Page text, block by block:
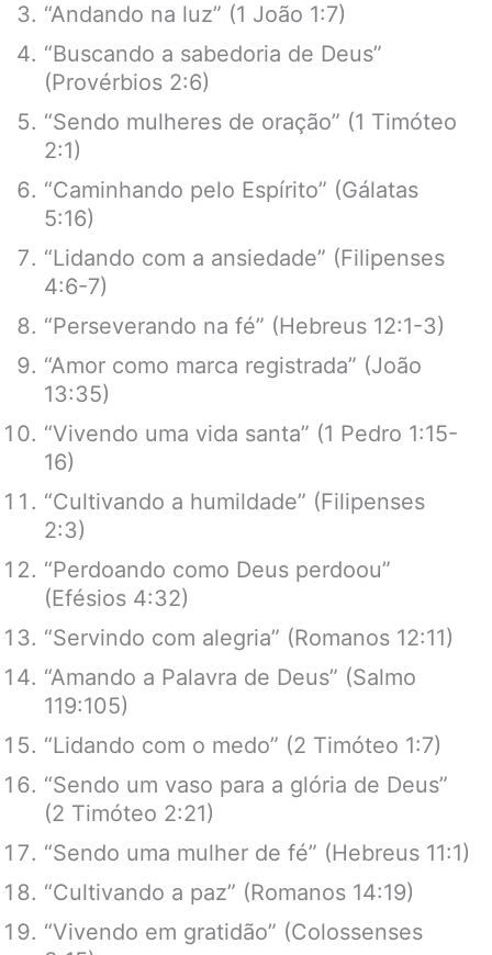
“Andando na luz” (1 João 1:7)
“Buscando a sabedoria de Deus”
(Provérbios 2:6)
“Sendo mulheres de oração” (1 Timóteo
2:1)
“Caminhando pelo Espírito” (Gálatas
5:16)
“Lidando com a ansiedade” (Filipenses
4:6-7)
“Perseverando na fé” (Hebreus 12:1-3)
“Amor como marca registrada” (João
13:35)
“Vivendo uma vida santa” (1 Pedro 1:15-
16)
“Cultivando a humildade” (Filipenses
2:3)
“Perdoando como Deus perdoou”
(Efésios 4:32)
“Servindo com alegria” (Romanos 12:11)
“Amando a Palavra de Deus” (Salmo
119:105)
“Lidando com o medo” (2 Timóteo 1:7)
“Sendo um vaso para a glória de Deus”
(2 Timóteo 2:21)
“Sendo uma mulher de fé” (Hebreus 11:1)
“Cultivando a paz” (Romanos 14:19)
“Vivendo em gratidão” (Colossenses